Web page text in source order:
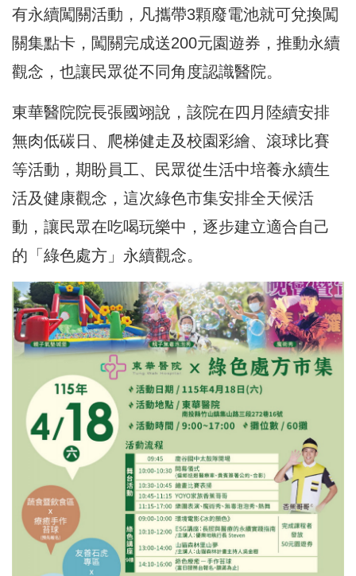
有永續闖關活動，凡攜帶3顆廢電池就可兌換闖
關集點卡，闖關完成送200元園遊券，推動永續
觀念，也讓民眾從不同角度認識醫院。
東華醫院院長張國翊說，該院在四月陸續安排
無肉低碳日、爬梯健走及校園彩繪、滾球比賽
等活動，期盼員工、民眾從生活中培養永續生
活及健康觀念，這次綠色市集安排全天候活
動，讓民眾在吃喝玩樂中，逐步建立適合自己
的「綠色處方」永續觀念。